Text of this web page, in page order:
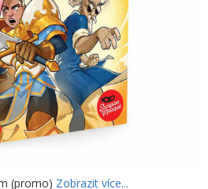
(promo) Zobrazit více...